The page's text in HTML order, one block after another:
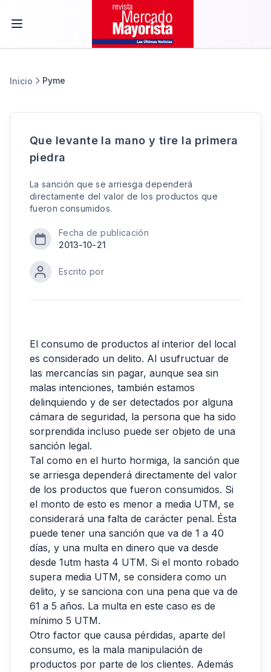
Inicio Pyme
Que levante la mano y tire la primera
piedra
La sanción que se arriesga dependerá
directamente del valor de los productos que
fueron consumidos.
Fecha de publicación
2013-10-21
Escrito por
El consumo de productos al interior del local
es considerado un delito. Al usufructuar de
las mercancías sin pagar, aunque sea sin
malas intenciones, también estamos
delinquiendo y de ser detectados por alguna
cámara de seguridad, la persona que ha sido
sorprendida incluso puede ser objeto de una
sanción legal.
Tal como en el hurto hormiga, la sanción que
se arriesga dependerá directamente del valor
de los productos que fueron consumidos. Si
el monto de esto es menor a media UTM, se
considerará una falta de carácter penal. Ésta
puede tener una sanción que va de 1 a 40
días, y una multa en dinero que va desde
desde 1utm hasta 4 UTM. Si el monto robado
supera media UTM, se considera como un
delito, y se sanciona con una pena que va de
61 a 5 años. La multa en este caso es de
mínimo 5 UTM.
Otro factor que causa pérdidas, aparte del
consumo, es la mala manipulación de
productos por parte de los clientes. Además